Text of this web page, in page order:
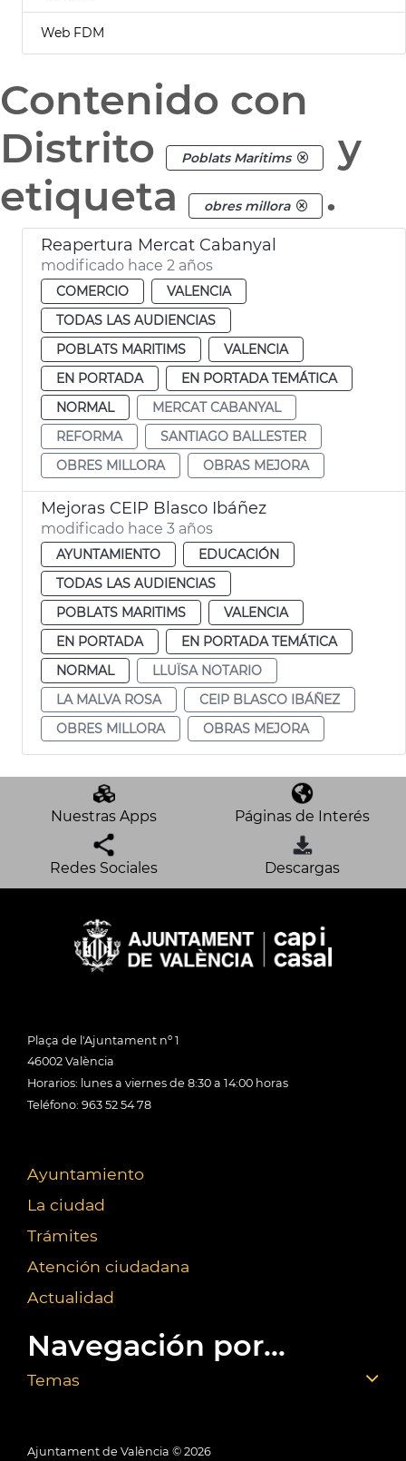
Web FDM
Contenido con
Distrito
Poblats Maritims
y
etiqueta
obres millora .
Reapertura Mercat Cabanyal
modificado hace 2 años
COMERCIO
VALENCIA
TODAS LAS AUDIENCIAS
POBLATS MARITIMS
VALENCIA
EN PORTADA
EN PORTADA TEMÁTICA
NORMAL
MERCAT CABANYAL
REFORMA
SANTIAGO BALLESTER
OBRES MILLORA
OBRAS MEJORA
Mejoras CEIP Blasco Ibáñez
modificado hace 3 años
AYUNTAMIENTO
EDUCACIÓN
TODAS LAS AUDIENCIAS
POBLATS MARITIMS
VALENCIA
EN PORTADA
EN PORTADA TEMÁTICA
NORMAL
LLUÏSA NOTARIO
LA MALVA ROSA
CEIP BLASCO IBÁÑEZ
OBRES MILLORA
OBRAS MEJORA
Nuestras Apps Páginas de Interés
Redes Sociales Descargas
Plaça de l'Ajuntament nº 1
46002 València
Horarios: lunes a viernes de 8:30 a 14:00 horas
Teléfono: 963 52 54 78
Ayuntamiento
La ciudad
Trámites
Atención ciudadana
Actualidad
Navegación por...
Temas
Ajuntament de València © 2026